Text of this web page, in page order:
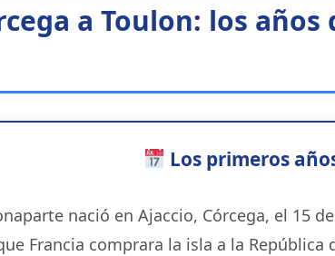
a Toulon: los
Los primeros
nació en Ajaccio, Córcega, el 15
Francia comprara la isla a la República